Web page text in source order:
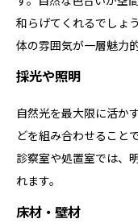
和らげてくれるでしょ
体の雰囲気が一層魅力
採光や照明
自然光を最大限に活か
どを組み合わせること
診察室や処置室では、
れます。
床材・壁材